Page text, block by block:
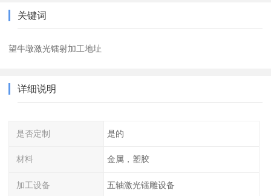
关键词
望牛墩激光镭射加工地址
详细说明
是否定制 是的
材料 金属，塑胶
加工设备 五轴激光镭雕设备